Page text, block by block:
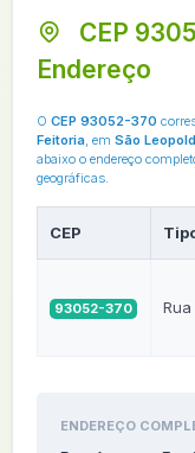
CEP
Endereço
O CEP 93052-370
Feitoria, em São
abaixo o endereço
geográficas.
CEP
93052-370 Rua
ENDEREÇO